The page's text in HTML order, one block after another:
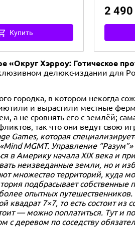
Купить
2
«Округ Хэрроу: Готическое
делюкс-издании для
городка, в котором некогда
и вырастили местные
а не сровнять его с землёй;
так что они ведут свою
Games, которая
MGMT. Управление
в Америку начала XIX века и
неизведанные земли, но и
множество территорий, куда
подбрасывает
опытных путешественников.
квадрат 7×7, то есть состоит
— можно поплатиться. Тут
с деревом по соседству